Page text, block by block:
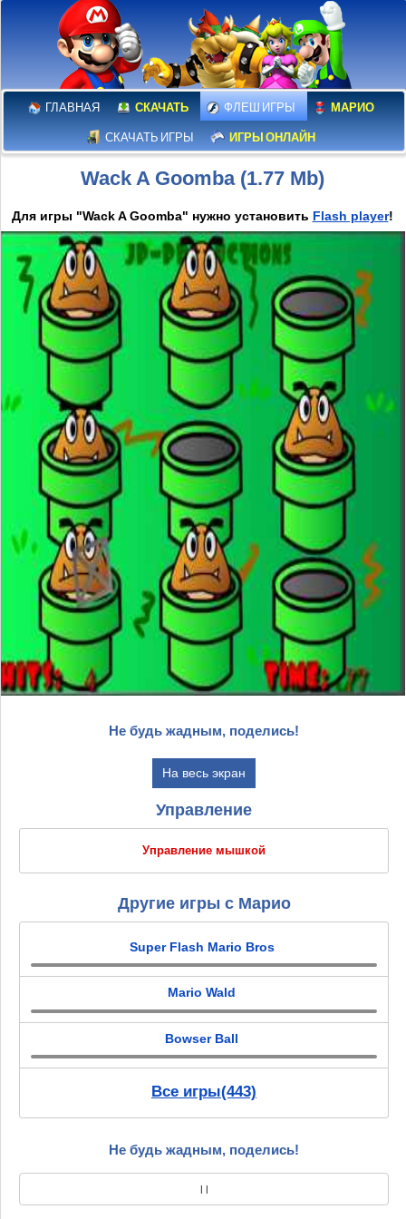
ГЛАВНАЯ СКАЧАТЬ ФЛЕШ ИГРЫ МАРИО
СКАЧАТЬ ИГРЫ ИГРЫ ОНЛАЙН
Wack A Goomba (1.77 Mb)
Для игры "Wack A Goomba" нужно установить Flash player!
Не будь жадным, поделись!
На весь экран
Управление
Управление мышкой
Другие игры с Марио
Super Flash Mario Bros
Mario Wald
Bowser Ball
Все игры(443)
Не будь жадным, поделись!
| |